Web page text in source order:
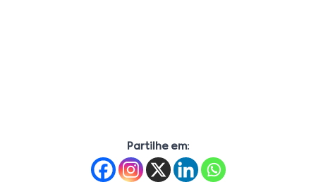
Partilhe em: